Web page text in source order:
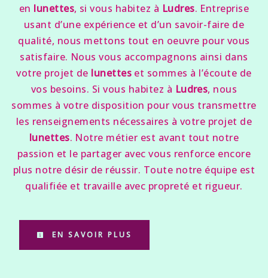
en lunettes, si vous habitez à Ludres. Entreprise
usant d’une expérience et d’un savoir-faire de
qualité, nous mettons tout en oeuvre pour vous
satisfaire. Nous vous accompagnons ainsi dans
votre projet de lunettes et sommes à l’écoute de
vos besoins. Si vous habitez à Ludres, nous
sommes à votre disposition pour vous transmettre
les renseignements nécessaires à votre projet de
lunettes. Notre métier est avant tout notre
passion et le partager avec vous renforce encore
plus notre désir de réussir. Toute notre équipe est
qualifiée et travaille avec propreté et rigueur.
EN SAVOIR PLUS